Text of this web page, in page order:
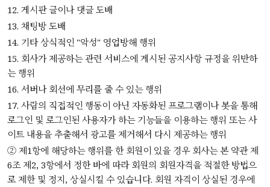
12. 게시판 글이나 댓글 도배
13. 채팅방 도배
14. 기타 상식적인 "악성" 영업방해 행위
15. 회사가 제공하는 관련 서비스에 게시된 공지사항 규정을 위반하
는 행위
16. 서버나 회선에 무리를 줄 수 있는 행위
17. 사람의 직접적인 행동이 아닌 자동화된 프로그램이나 봇을 통해
로그인 및 로그인된 사용자가 하는 기능들을 이용하는 행위 또는 사
이트 내용을 추출해서 광고를 제거해서 다시 제공하는 행위
② 제1항에 해당하는 행위를 한 회원이 있을 경우 회사는 본 약관 제
6조 제2, 3항에서 정한 바에 따라 회원의 회원자격을 적절한 방법으
로 제한 및 정지, 상실시킬 수 있습니다. 회원 자격이 상실된 경우에